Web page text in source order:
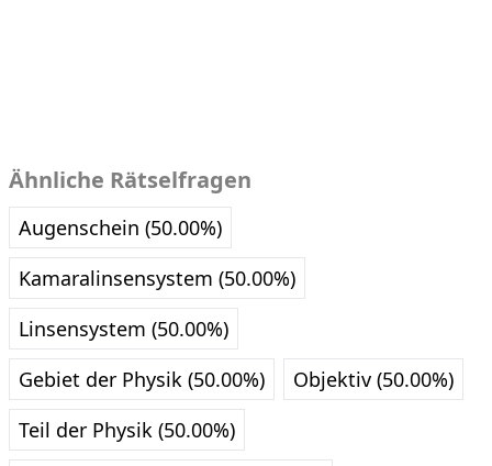
Ähnliche Rätselfragen
Augenschein (50.00%)
Kamaralinsensystem (50.00%)
Linsensystem (50.00%)
Gebiet der Physik (50.00%)
Objektiv (50.00%)
Teil der Physik (50.00%)